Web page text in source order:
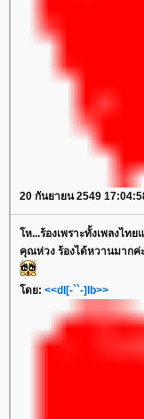
20 กันยายน 2549
โห...ร้องเพราะทั้งเพลงไท
คุณห่วง ร้องได้หวานมากค่
โดย: <<dl[-``-]lb>>